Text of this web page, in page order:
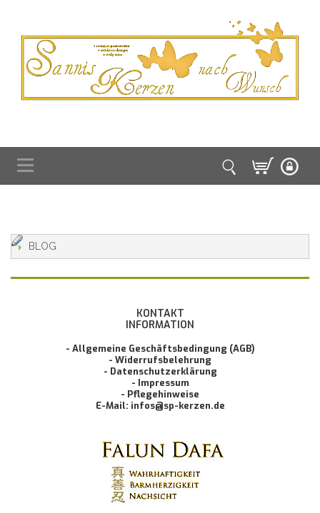
BLOG
KONTAKT
INFORMATION
- Allgemeine Geschäftsbedingung (AGB)
- Widerrufsbelehrung
- Datenschutzerklärung
- Impressum
- Pflegehinweise
E-Mail: infos@sp-kerzen.de